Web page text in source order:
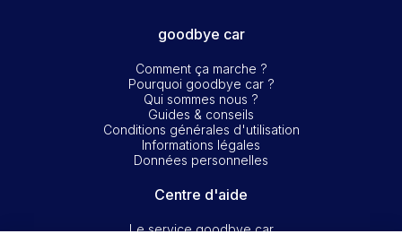
goodbye car
Comment ça marche ?
Pourquoi goodbye car ?
Qui sommes nous ?
Guides & conseils
Conditions générales d'utilisation
Informations légales
Données personnelles
Centre d'aide
Le service goodbye car